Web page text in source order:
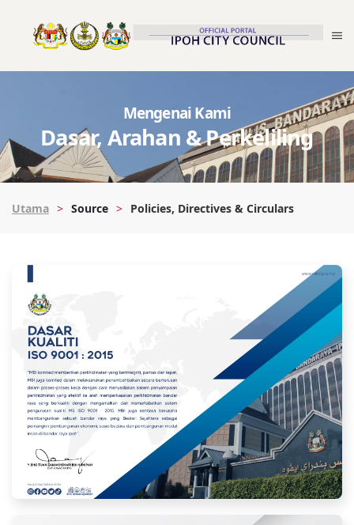
Mengenai Kami
Dasar, Arahan & Perkeliling
Utama Source Policies, Directives & Circulars